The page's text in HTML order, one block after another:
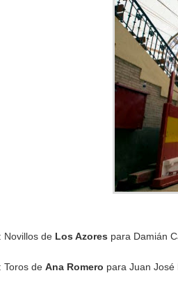
Novillos de Los Azores para Damián
Toros de Ana Romero para Juan José